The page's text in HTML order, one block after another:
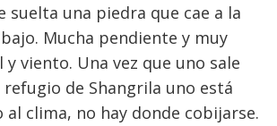
suelta una piedra que cae a la
Mucha pendiente y muy
viento. Una vez que uno sale
de Shangrila uno está
al clima, no hay donde cobijarse.